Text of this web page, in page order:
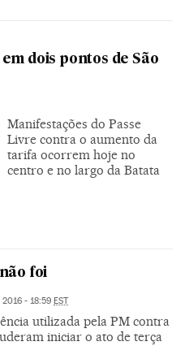
dois pontos de São
Manifestações do Passe
Livre contra o aumento da
tarifa ocorrem hoje no
centro e no largo da Batata
foi
2016 - 18:59 EST
utilizada pela PM contra
iniciar o ato de terça